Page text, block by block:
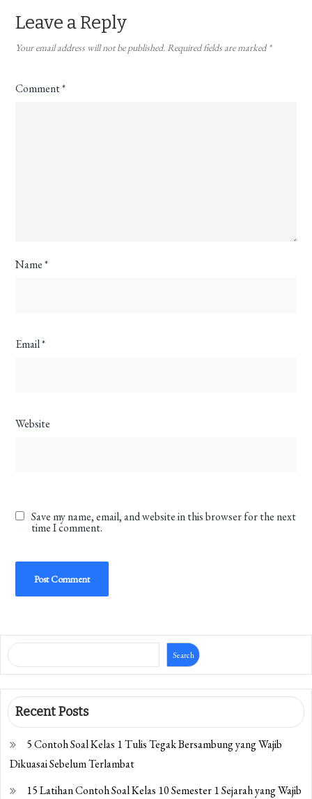
Leave a Reply
Your email address will not be published. Required fields are marked*
Comment*
Name*
Email*
Website
Save my name, email, and website in this browser for the next
time I comment.
Search
Recent Posts
5 Contoh Soal Kelas 1 Tulis Tegak Bersambung yang Wajib
Dikuasai Sebelum Terlambat
15 Latihan Contoh Soal Kelas 10 Semester 1 Sejarah yang Wajib